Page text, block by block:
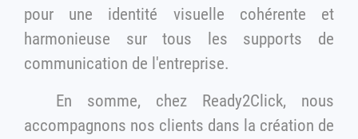
pour une identité visuelle cohérente et
harmonieuse sur tous les supports de
communication de l'entreprise.
En somme, chez Ready2Click, nous
accompagnons nos clients dans la création de